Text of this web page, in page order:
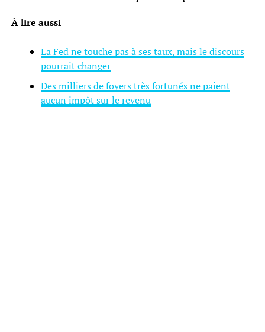
À lire aussi
La Fed ne touche pas à ses taux, mais le discours
pourrait changer
Des milliers de foyers très fortunés ne paient
aucun impôt sur le revenu